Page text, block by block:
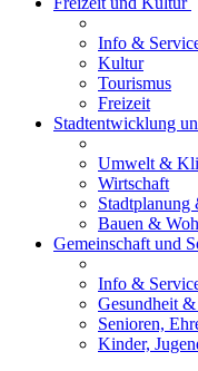
Info &
Kultur
Tourismus
Freizeit
Stadtentwicklung
Umwelt &
Wirtschaft
Stadtplanung
Bauen &
Gemeinschaft und
Info &
Gesundheit
Senioren,
Kinder,